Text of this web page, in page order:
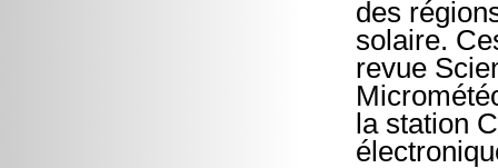
des
solaire.
revue
la station